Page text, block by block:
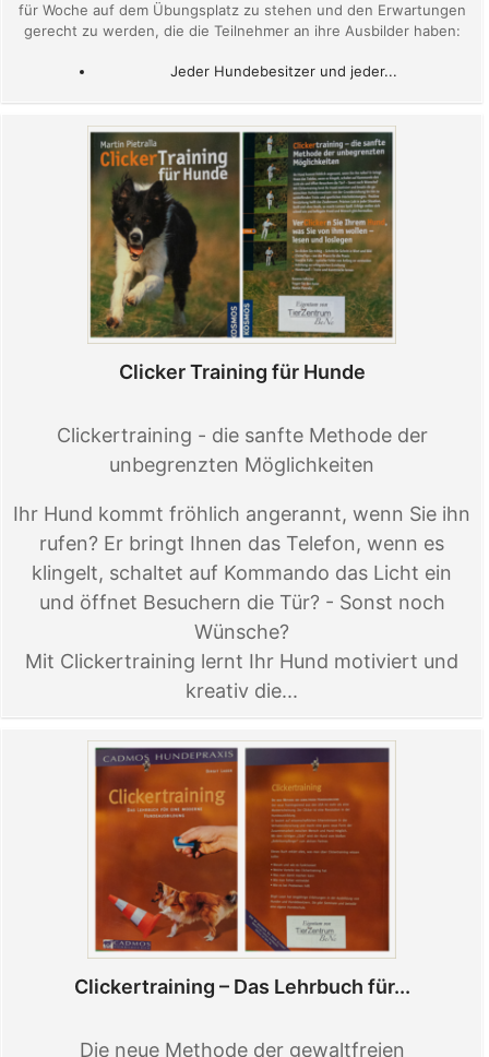
für Woche auf dem Übungsplatz zu stehen und den Erwartungen
gerecht zu werden, die die Teilnehmer an ihre Ausbilder haben:
Jeder Hundebesitzer und jeder...
Clicker Training für Hunde
Clickertraining - die sanfte Methode der
unbegrenzten Möglichkeiten
Ihr Hund kommt fröhlich angerannt, wenn Sie ihn
rufen? Er bringt Ihnen das Telefon, wenn es
klingelt, schaltet auf Kommando das Licht ein
und öffnet Besuchern die Tür? - Sonst noch
Wünsche?
Mit Clickertraining lernt Ihr Hund motiviert und
kreativ die...
Clickertraining – Das Lehrbuch für...
Die neue Methode der gewaltfreien